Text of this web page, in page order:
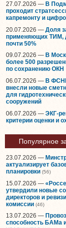
27.07.2026 — В
проходит
капремонту и
20.07.2026 — Доля
применяющих ТИМ,
почти 50%
09.07.2026 — В
более 500
по сохранению ОКН
06.07.2026 — В
внесли новые
для
сооружений
06.07.2026 — ЭКГ-
критерии оценки и
Популярное
23.07.2026 —
актуализирует
планировки (56)
15.07.2026 —
утвердили новые
директоров и
комиссии (46)
13.07.2026 —
способность БАМа